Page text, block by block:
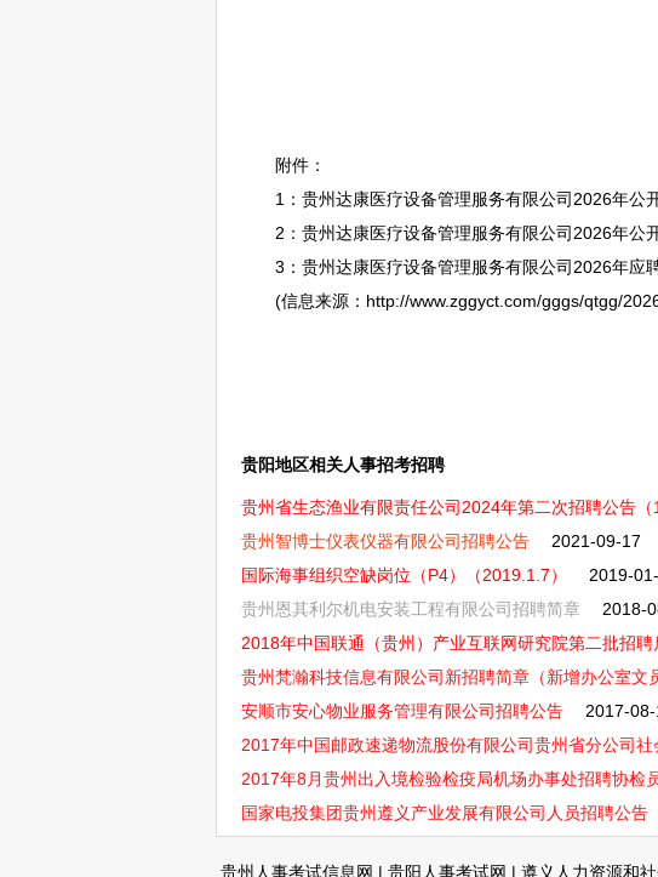
附件：
1：贵州达康医疗设备管理服务有限公司2026年公
2：贵州达康医疗设备管理服务有限公司2026年公
3：贵州达康医疗设备管理服务有限公司2026年应
(信息来源：http://www.zggyct.com/gggs/qtgg/
贵阳地区相关人事招考招聘
贵州省生态渔业有限责任公司2024年第二次招聘公告（
贵州智博士仪表仪器有限公司招聘公告
2021-09-17
国际海事组织空缺岗位（P4）（2019.1.7）
2019-
贵州恩其利尔机电安装工程有限公司招聘简章
2018-
2018年中国联通（贵州）产业互联网研究院第二批招聘
贵州梵瀚科技信息有限公司新招聘简章（新增办公室文
安顺市安心物业服务管理有限公司招聘公告
2017-
2017年中国邮政速递物流股份有限公司贵州省分公司社
2017年8月贵州出入境检验检疫局机场办事处招聘协检
国家电投集团贵州遵义产业发展有限公司人员招聘公告
贵州人事考试信息网 | 贵阳人事考试网 | 遵义人力资源和